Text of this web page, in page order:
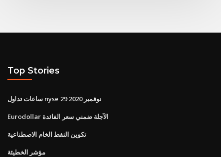
Top Stories
ساعات تداول nyse 29 نوفمبر 2020
Eurodollar الآجلة ضمني سعر الفائدة
تكوين النفط الخام الاصطناعية
مؤشر الخطيئة